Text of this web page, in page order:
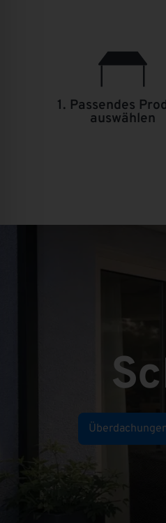
1. Passendes
auswählen